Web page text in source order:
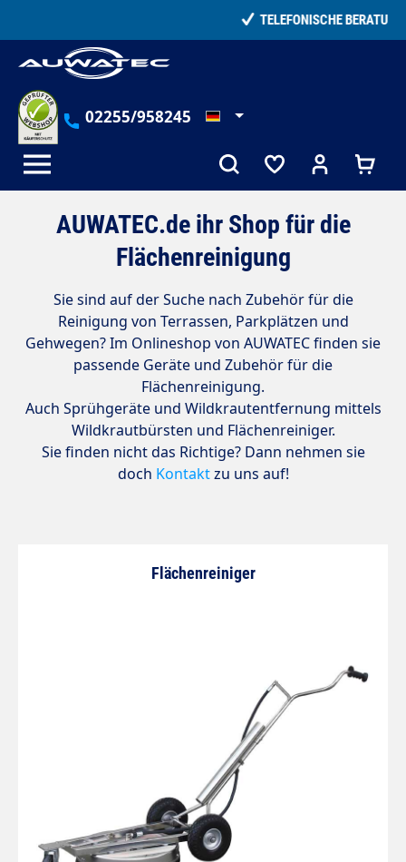
TELEFONISCHE BERATUNG
02255/958245
AUWATEC.de ihr Shop für die
Flächenreinigung
Sie sind auf der Suche nach Zubehör für die
Reinigung von Terrassen, Parkplätzen und
Gehwegen? Im Onlineshop von AUWATEC finden sie
passende Geräte und Zubehör für die
Flächenreinigung.
Auch Sprühgeräte und Wildkrautentfernung mittels
Wildkrautbürsten und Flächenreiniger.
Sie finden nicht das Richtige? Dann nehmen sie
doch Kontaktzu uns auf!
Flächenreiniger